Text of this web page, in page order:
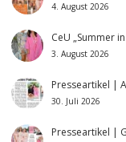
4. August 2026
CeU „Summer
3. August 2026
Presseartikel |
30. Juli 2026
Presseartikel |